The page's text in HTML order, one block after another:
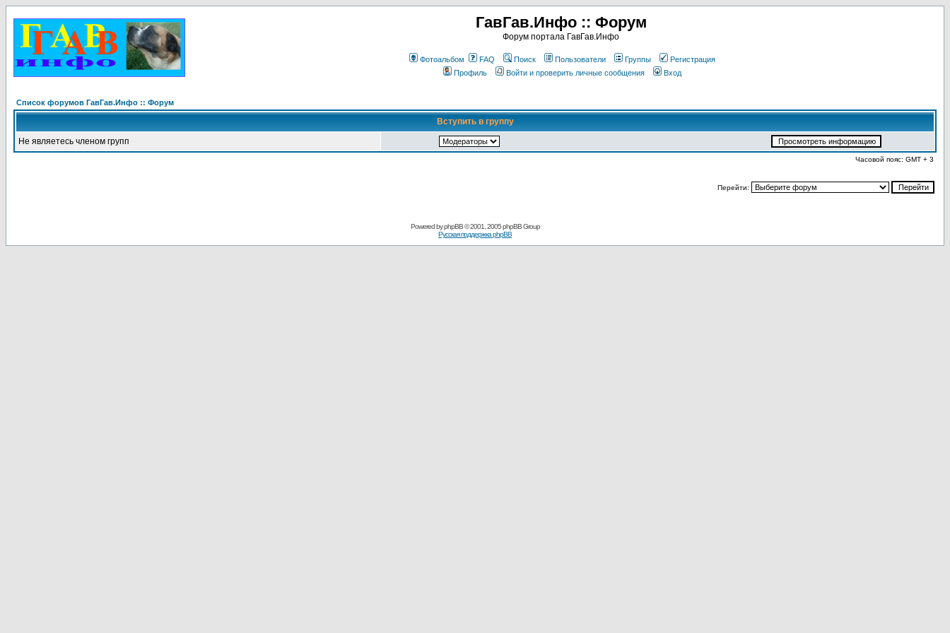
ГавГав.Инфо :: Форум
Форум портала ГавГав.Инфо
Фотоальбом FAQ Поиск Пользователи Группы
Регистрация
Профиль
Войти и проверить личные сообщения Вход
Список форумов ГавГав.Инфо :: Форум
Вступить в группу
Не являетесь членом групп
Часовой пояс: GMT + 3
Перейти:
Powered byphpBB© 2001, 2005 phpBB Group
Русская поддержка phpBB